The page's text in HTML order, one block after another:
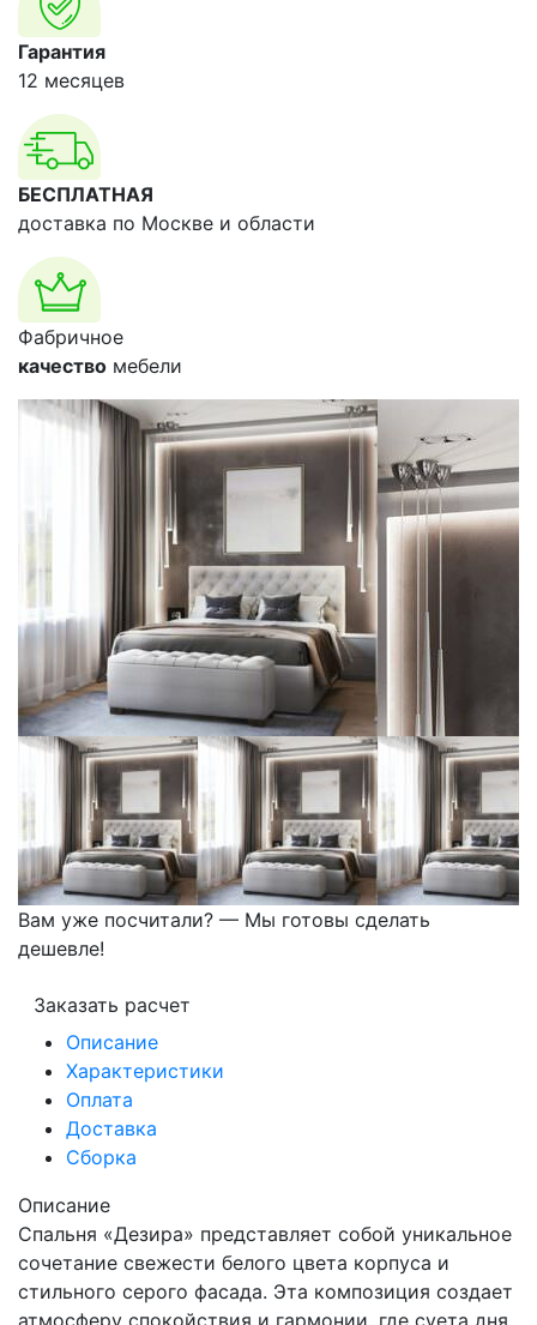
Гарантия
12 месяцев
БЕСПЛАТНАЯ
доставка по Москве и области
Фабричное
качество мебели
Вам уже посчитали? — Мы готовы сделать
дешевле!
Заказать расчет
Описание
Характеристики
Оплата
Доставка
Сборка
Описание
Спальня «Дезира» представляет собой уникальное
сочетание свежести белого цвета корпуса и
стильного серого фасада. Эта композиция создает
атмосферу спокойствия и гармонии, где суета дня